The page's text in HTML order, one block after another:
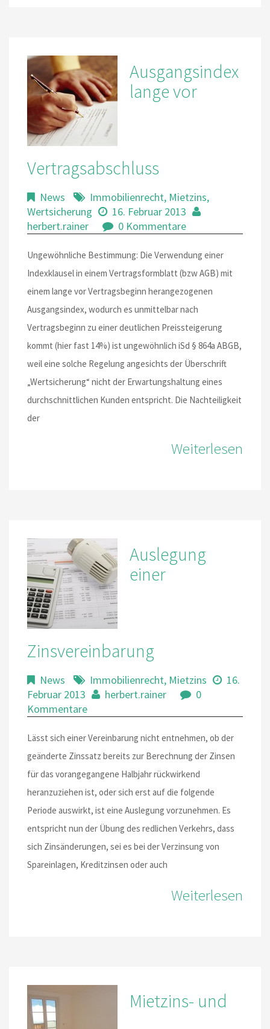
Ausgangsindex
lange vor
Vertragsabschluss
News Immobilienrecht, Mietzins,
Wertsicherung
16. Februar 2013
herbert.rainer
0 Kommentare
Ungewöhnliche Bestimmung: Die Verwendung einer
Indexklausel in einem Vertragsformblatt (bzw AGB) mit
einem lange vor Vertragsbeginn herangezogenen
Ausgangsindex, wodurch es unmittelbar nach
Vertragsbeginn zu einer deutlichen Preissteigerung
kommt (hier fast 14%) ist ungewöhnlich iSd § 864a ABGB,
weil eine solche Regelung angesichts der Überschrift
„Wertsicherung“ nicht der Erwartungshaltung eines
durchschnittlichen Kunden entspricht. Die Nachteiligkeit
der
Weiterlesen
Auslegung
einer
Zinsvereinbarung
News Immobilienrecht, Mietzins
16.
Februar 2013
herbert.rainer
0
Kommentare
Lässt sich einer Vereinbarung nicht entnehmen, ob der
geänderte Zinssatz bereits zur Berechnung der Zinsen
für das vorangegangene Halbjahr rückwirkend
heranzuziehen ist, oder sich erst auf die folgende
Periode auswirkt, ist eine Auslegung vorzunehmen. Es
entspricht nun der Übung des redlichen Verkehrs, dass
sich Zinsänderungen, sei es bei der Verzinsung von
Spareinlagen, Kreditzinsen oder auch
Weiterlesen
Mietzins- und